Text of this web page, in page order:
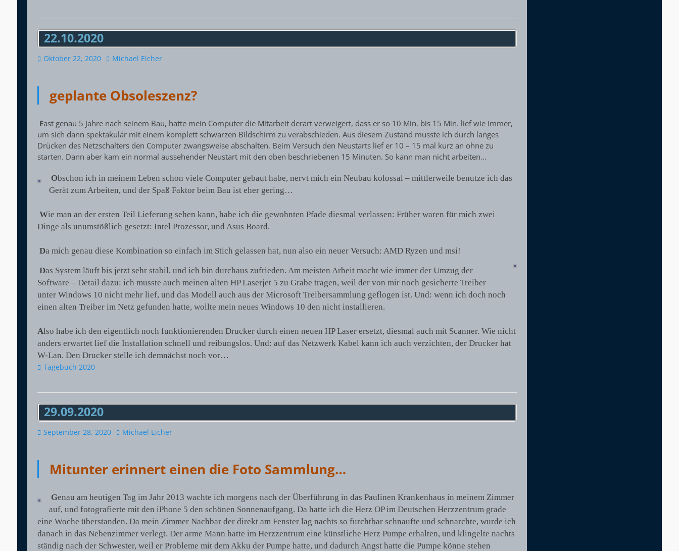
22.10.2020
Veröffentlicht
Oktober 22, 2020 Autor
Michael Eicher
geplante Obsoleszenz?
Fast genau 5 Jahre nach seinem Bau, hatte mein Computer die Mitarbeit derart verweigert, dass er so 10 Min. bis 15 Min. lief wie immer,
um sich dann spektakulär mit einem komplett schwarzen Bildschirm zu verabschieden. Aus diesem Zustand musste ich durch langes
Drücken des Netzschalters den Computer zwangsweise abschalten. Beim Versuch den Neustarts lief er 10 – 15 mal kurz an ohne zu
starten. Dann aber kam ein normal aussehender Neustart mit den oben beschriebenen 15 Minuten. So kann man nicht arbeiten…
Obschon ich in meinem Leben schon viele Computer gebaut habe, nervt mich ein Neubau kolossal – mittlerweile benutze ich das
Gerät zum Arbeiten, und der Spaß Faktor beim Bau ist eher gering…
Wie man an der ersten Teil Lieferung sehen kann, habe ich die gewohnten Pfade diesmal verlassen: Früher waren für mich zwei
Dinge als unumstößlich gesetzt: Intel Prozessor, und Asus Board.
Da mich genau diese Kombination so einfach im Stich gelassen hat, nun also ein neuer Versuch: AMD Ryzen und msi!
Das System läuft bis jetzt sehr stabil, und ich bin durchaus zufrieden. Am meisten Arbeit macht wie immer der Umzug der
Software – Detail dazu: ich musste auch meinen alten HP Laserjet 5 zu Grabe tragen, weil der von mir noch gesicherte Treiber
unter Windows 10 nicht mehr lief, und das Modell auch aus der Microsoft Treibersammlung geflogen ist. Und: wenn ich doch noch
einen alten Treiber im Netz gefunden hatte, wollte mein neues Windows 10 den nicht installieren.
Also habe ich den eigentlich noch funktionierenden Drucker durch einen neuen HP Laser ersetzt, diesmal auch mit Scanner. Wie nicht
anders erwartet lief die Installation schnell und reibungslos. Und: auf das Netzwerk Kabel kann ich auch verzichten, der Drucker hat
W-Lan. Den Drucker stelle ich demnächst noch vor…
Kategorien
Tagebuch 2020
29.09.2020
Veröffentlicht
September 28, 2020 Autor
Michael Eicher
Mitunter erinnert einen die Foto Sammlung…
Genau am heutigen Tag im Jahr 2013 wachte ich morgens nach der Überführung in das Paulinen Krankenhaus in meinem Zimmer
auf, und fotografierte mit den iPhone 5 den schönen Sonnenaufgang. Da hatte ich die Herz OP im Deutschen Herzzentrum grade
eine Woche überstanden. Da mein Zimmer Nachbar der direkt am Fenster lag nachts so furchtbar schnaufte und schnarchte, wurde ich
danach in das Nebenzimmer verlegt. Der arme Mann hatte im Herzzentrum eine künstliche Herz Pumpe erhalten, und klingelte nachts
ständig nach der Schwester, weil er Probleme mit dem Akku der Pumpe hatte, und dadurch Angst hatte die Pumpe könne stehen